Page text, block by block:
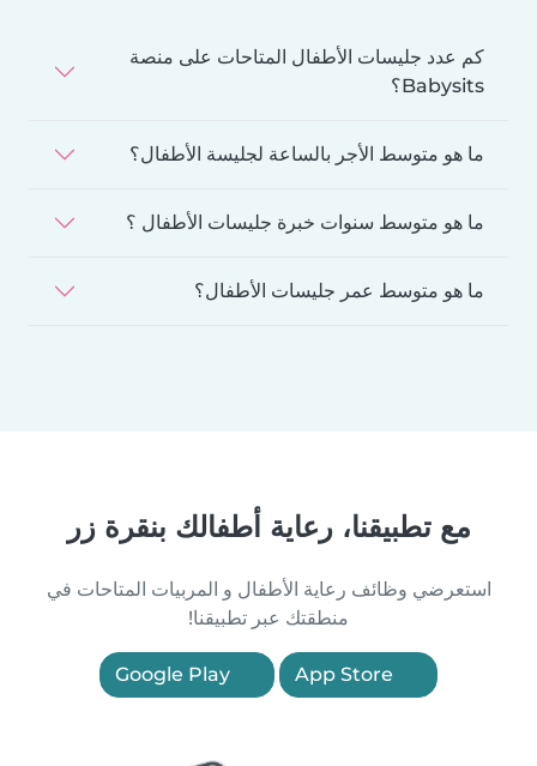
كم عدد جليسات الأطفال المتاحات على منصة
Babysits؟
ما هو متوسط الأجر بالساعة لجليسة الأطفال؟
ما هو متوسط سنوات خبرة جليسات الأطفال ؟
ما هو متوسط عمر جليسات الأطفال؟
مع تطبيقنا، رعاية أطفالك بنقرة زر
استعرضي وظائف رعاية الأطفال و المربيات المتاحات في
منطقتك عبر تطبيقنا!